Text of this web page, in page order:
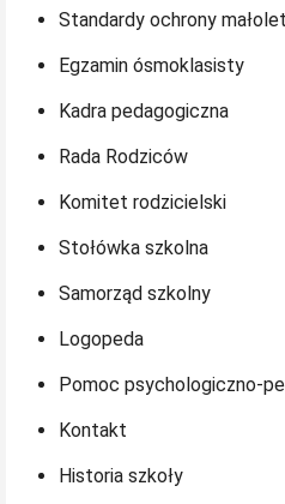
Standardy ochrony
Egzamin ósmoklasisty
Kadra pedagogiczna
Rada Rodziców
Komitet rodzicielski
Stołówka szkolna
Samorząd szkolny
Logopeda
Pomoc psychologiczno-
Kontakt
Historia szkoły